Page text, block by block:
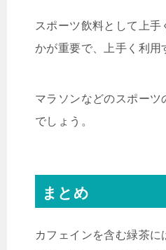
スポーツ飲料として上
かが重要で、上手く利
マラソンなどのスポー
でしょう。
まとめ
カフェインを含む緑茶